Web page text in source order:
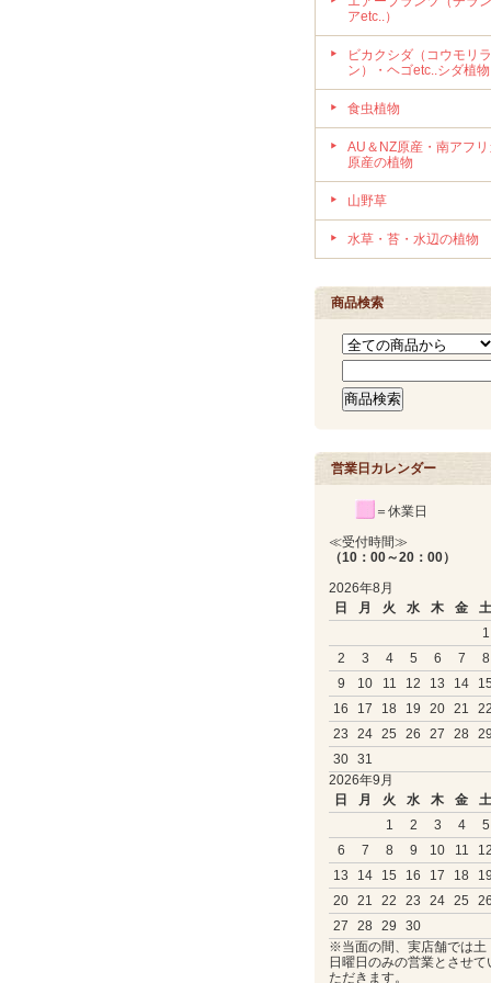
アetc..）
ビカクシダ（コウモリラ
ン）・ヘゴetc..シダ植物
食虫植物
AU＆NZ原産・南アフリ
原産の植物
山野草
水草・苔・水辺の植物
商品検索
営業日カレンダー
＝休業日
≪受付時間≫
（10：00～20：00）
2026年8月
日
月 火 水 木 金
土
1
2
3 4 5 6 7
8
9
10 11 12 13 14
15
16
17 18 19 20 21
22
23
24 25 26 27 28 29
30 31
2026年9月
日
月 火 水 木 金
土
1
2 3 4
5
6
7 8 9 10 11
12
13
14 15 16 17 18
19
20 21 22 23 24 25
26
27
28 29
30
※当面の間、実店舗では土
日曜日のみの営業とさせて
ただきます。